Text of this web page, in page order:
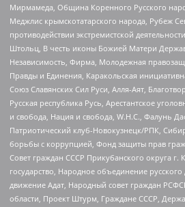
Мирмамеда, Община Коренного Русского
Меджлис крымскотатарского народа, Рубеж
противодействии экстремистской
Штольц, В честь иконы Божией Матери
Независимость, Фирма, Молодежная
Правды и Единения, Каракольская
Союз Славянских Сил Руси, Алля-Аят,
Русская республика Русь, Арестантское
и свобода, Нация и свобода, W.H.С., Фалунь
Патриотический клуб-Новокузнецк/РПК,
борьбы с коррупцией, Фонд защиты прав
Совет граждан СССР Прикубанского округа г.
государство, Народное объединение
движение Адат, Народный совет граждан
области, Проект Штурм, Граждане СССР,